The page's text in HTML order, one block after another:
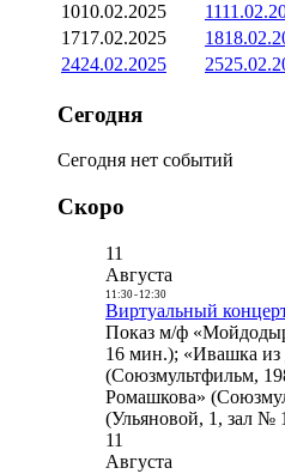
1010.02.2025 11
1717.02.2025 18
2424.02.2025 25
Сегодня
Сегодня нет событий
Скоро
11
Августа
11:30- 12:30
Виртуальный
Показ м/ф
16 мин.); «Ивашка из
(Союзмультфильм,
Ромашкова»
(Ульяновой, 1, зал №
11
Августа